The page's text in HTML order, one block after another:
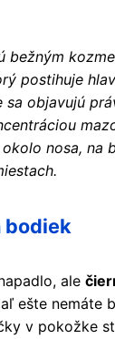
bežným
postihuje
sa objavujú
nosa, na
bodiek
ale
ešte nemáte
v pokožke